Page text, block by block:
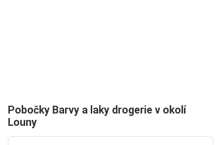
Pobočky Barvy a laky drogerie v okolí
Louny